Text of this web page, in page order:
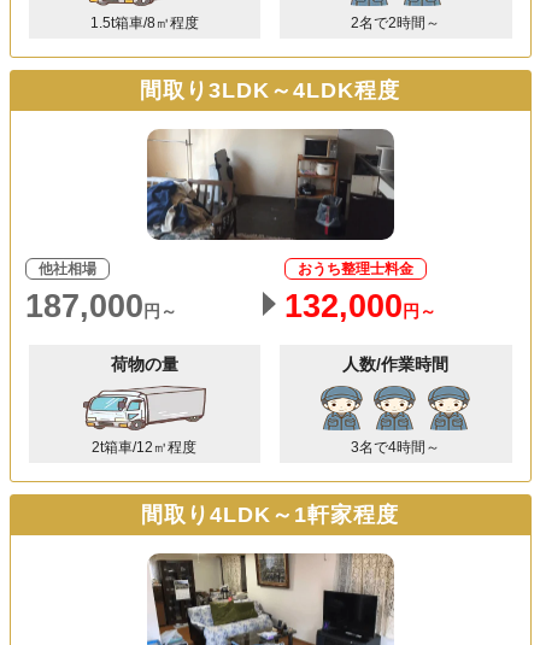
1.5t箱車/8㎥程度 2名で2時間～
間取り3LDK～4LDK程度
他社相場
187,000 円～
おうち整理士料金
132,000 円～
荷物の量
2t箱車/12㎥程度
人数/作業時間
3名で4時間～
間取り4LDK～1軒家程度